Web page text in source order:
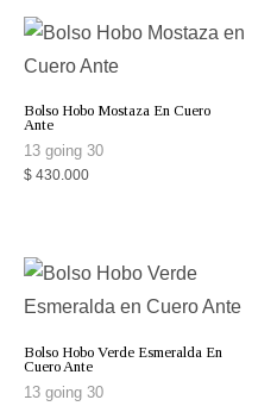
Bolso Hobo Mostaza En Cuero
Ante
13 going 30
$ 430.000
Bolso Hobo Verde Esmeralda En
Cuero Ante
13 going 30